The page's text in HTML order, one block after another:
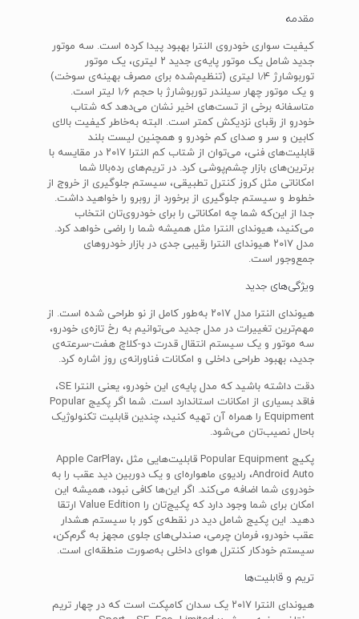
مقدمه
کیفیت سواری خودروی النترا بهبود پیدا کرده است. سه موتور
جدید شامل یک موتور پایه‌ی جدید ۲ لیتری، یک موتور
توربوشارژ ۱٫۴ لیتری (تنظیم‌شده برای مصرف بهینه‌ی سوخت)
و یک موتور چهار سیلندر توربوشارژ با حجم ۱٫۶ لیتر است.
متاسفانه برخی از تست‌های اخیر نشان می‌دهد که شتاب
خودرو از رقبای نزدیکش کمتر است. البته به‌خاطر کیفیت بالای
کابین و سر و صدای کم خودرو و همچنین لیست بلند
قابلیت‌های فنی، می‌توان از شتاب کم النترا ۲۰۱۷ در مقایسه با
برترین‌های بازار چشم‌پوشی کرد. در تریم‌های رده‌‎بالا شما
امکاناتی مثل کروز کنترل تطبیقی، سیستم جلوگیری از خروج از
خطوط و سیستم جلوگیری از برخورد از روبرو را خواهید داشت.
جدا از این‌که شما چه امکاناتی را برای خودروی‌تان انتخاب
می‌کنید، هیوندای النترا مثل همیشه شما را راضی خواهد کرد.
مدل ۲۰۱۷ هیوندای النترا رقیبی جدی در بازار خودروهای
جمع‌وجور است.
ویژگی‌های جدید
هیوندای النترا مدل ۲۰۱۷ به‌طور کامل از نو طراحی شده است. از
مهم‌ترین تغییرات در مدل جدید می‌توانیم به رخ تازه‌ی خودرو،
سه موتور و یک سیستم انتقال قدرت دو-کلاچ هفت-سرعته‌ی
جدید، بهبود طراحی داخلی و امکانات فناورانه‌ی روز اشاره کرد.
دقت داشته باشید که مدل پایه‌ی این خودرو، یعنی النترا SE،
فاقد بسیاری از امکانات استاندارد است. شما اگر پکیج Popular
Equipment را همراه آن تهیه کنید، چندین قابلیت تکنولوژیک
باحال نصیب‌تان می‌شود.
پکیج Popular Equipment قابلیت‌هایی مثل Apple CarPlay،
Android Auto، رادیوی ماهواره‌ای و یک دوربین دید عقب را به
خودروی شما اضافه می‌کند. اگر این‌ها کافی نبود، همیشه این
امکان برای شما وجود دارد که پکیج‌تان را Value Edition ارتقا
دهید. این پکیج شامل دید در نقطه‌ی کور با سیستم هشدار
عقب خودرو، فرمان چرمی، صندلی‌های جلوی مجهز به گرم‌کن،
سیستم خودکار کنترل هوای داخلی به‌صورت منطقه‌ای است.
تریم و قابلیت‌ها
هیوندای النترا ۲۰۱۷ یک سدان کامپکت است که در چهار تریم